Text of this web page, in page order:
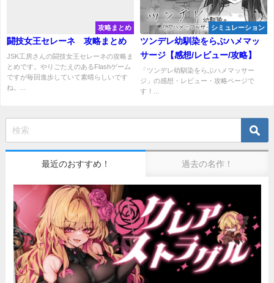
攻略まとめ
闘技女王セレーネ 攻略まとめ
JSK工房さんの闘技女王セレーネの攻略ま
とめです。やりごたえのあるFlashゲーム
ですが毎回進歩していて素晴らしいです
ね。...
シミュレーション
ツンデレ幼馴染をらぶハメマッ
サージ【感想/レビュー/攻略】
「ツンデレ幼馴染をらぶハメマッサー
ジ」の感想・レビュー・攻略ページで
す！...
最近のおすすめ！ 過去の名作！